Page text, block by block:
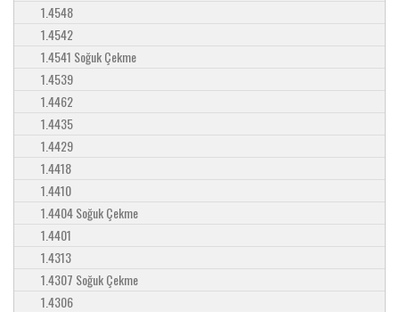
1.4548
1.4542
1.4541 Soğuk Çekme
1.4539
1.4462
1.4435
1.4429
1.4418
1.4410
1.4404 Soğuk Çekme
1.4401
1.4313
1.4307 Soğuk Çekme
1.4306